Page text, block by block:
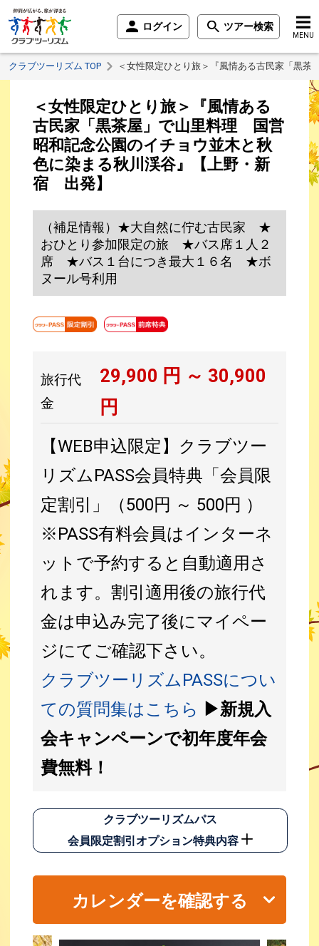
ログイン ツアー検索
MENU
クラブツーリズム TOP ＜女性限定ひとり旅＞『風情ある古民家「黒
＜女性限定ひとり旅＞『風情ある
古民家「黒茶屋」で山里料理 国営
昭和記念公園のイチョウ並木と秋
色に染まる秋川渓谷』【上野・新
宿 出発】
（補足情報）★大自然に佇む古民家 ★
おひとり参加限定の旅 ★バス席１人２
席 ★バス１台につき最大１６名 ★ボ
ヌール号利用
旅行代
金
29,900 円 ～ 30,900
円
【WEB申込限定】クラブツー
リズムPASS会員特典「会員限
定割引」（500円 ～ 500円 ）
※PASS有料会員はインターネ
ットで予約すると自動適用さ
れます。割引適用後の旅行代
金は申込み完了後にマイペー
ジにてご確認下さい。
クラブツーリズムPASSについ
ての質問集はこちら ▶新規入
会キャンペーンで初年度年会
費無料！
クラブツーリズムパス
会員限定割引オプション特典内容
カレンダーを確認する